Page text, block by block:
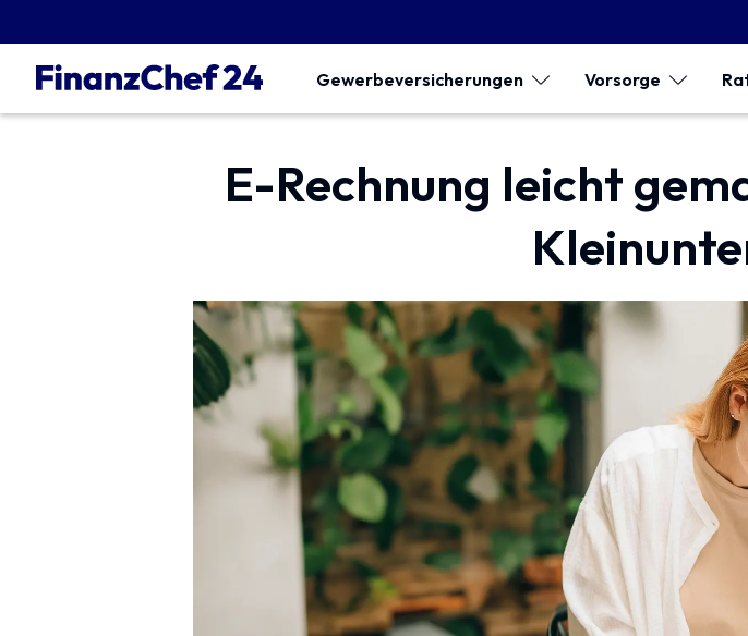
Gewerbeversicherungen Vorsorge
E-Rechnung leicht